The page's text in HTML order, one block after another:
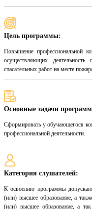
Цель программы:
Повышение профессиональной
осуществляющих
спасательных работ на месте
Основные задачи
Сформировать у обучающегося
профессиональной деятельности.
Категория слушателей:
К освоению программы
(или) высшее образование, а
(или) высшее образование, а